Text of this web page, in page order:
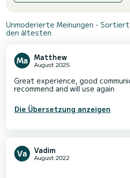
Unmoderierte Meinungen -
den ältesten
Matthew
August 2025
Great experience, good
recommend and will use again
Die Übersetzung anzeigen
Vadim
August 2022